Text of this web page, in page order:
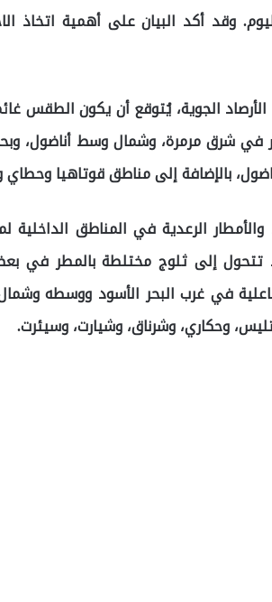
وقد أكد البيان على أهمية اتخاذ
الأرصاد الجوية، يُتوقع أن يكون الطقس
في شرق مرمرة، وشمال وسط أناضول،
بالإضافة إلى مناطق قوتاهيا وحطاي
الرعدية في المناطق
تتحول إلى ثلوج مختلطة بالمطر في
في غرب البحر الأسود ووسطه
وحكاري، وشرناق، وشيارت، وسيئرت.